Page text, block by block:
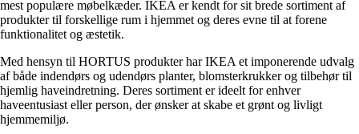
mest populære møbelkæder. IKEA er kendt for sit brede sortiment af
produkter til forskellige rum i hjemmet og deres evne til at forene
funktionalitet og æstetik.
Med hensyn til HORTUS produkter har IKEA et imponerende udvalg
af både indendørs og udendørs planter, blomsterkrukker og tilbehør til
hjemlig haveindretning. Deres sortiment er ideelt for enhver
haveentusiast eller person, der ønsker at skabe et grønt og livligt
hjemmemiljø.